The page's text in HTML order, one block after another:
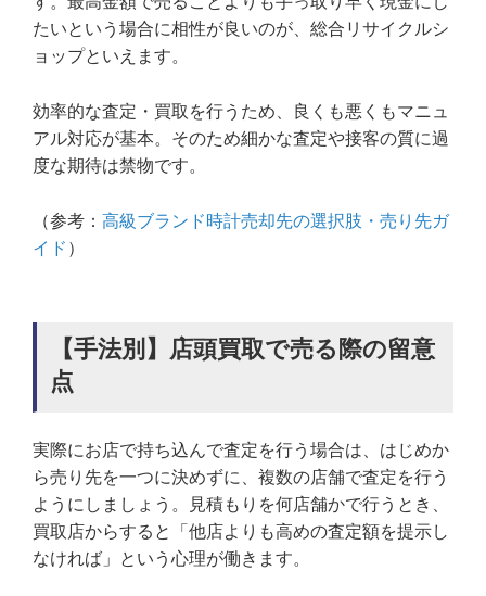
たいという場合に相性が良いのが、総合リサイクルシ
ョップといえます。
効率的な査定・買取を行うため、良くも悪くもマニュ
アル対応が基本。そのため細かな査定や接客の質に過
度な期待は禁物です。
（参考： 高級ブランド時計売却先の選択肢・売り先ガ
イド ）
【手法別】店頭買取で売る際の留意
点
実際にお店で持ち込んで査定を行う場合は、はじめか
ら売り先を一つに決めずに、複数の店舗で査定を行う
ようにしましょう。見積もりを何店舗かで行うとき、
買取店からすると「他店よりも高めの査定額を提示し
なければ」という心理が働きます。